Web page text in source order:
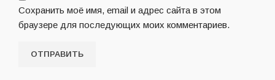
Сохранить моё имя, email и адрес сайта в этом
браузере для последующих моих комментариев.